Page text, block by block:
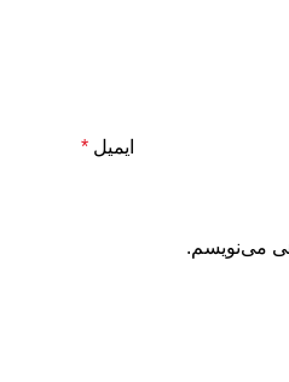
ایمیل *
می‌نویسم.